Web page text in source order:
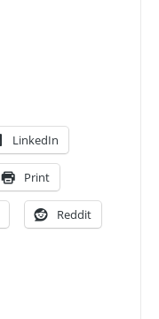
LinkedIn
Print
Reddit